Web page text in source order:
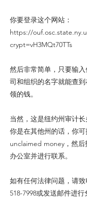
你要登录这个网站：
https://
crypt=vH3MQt70TTs
然后非常简单，只要输
司和组织的名字就能查
领的钱。
当然，这是纽约州审计
你是在其他州的话，你
unclaimed money，然
办公室并进行联系。
如有任何法律问题，请
518-7998或发送邮件进